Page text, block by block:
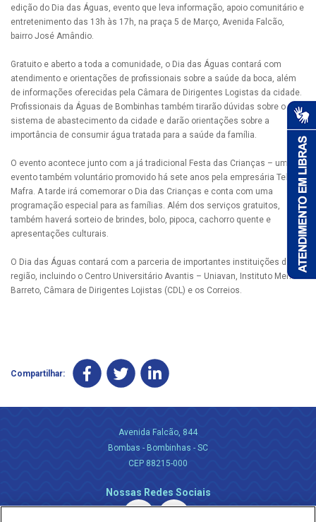
edição do Dia das Águas, evento que leva informação, apoio comunitário e
entretenimento das 13h às 17h, na praça 5 de Março, Avenida Falcão,
bairro José Amândio.
Gratuito e aberto a toda a comunidade, o Dia das Águas contará com
atendimento e orientações de profissionais sobre a saúde da boca, além
de informações oferecidas pela Câmara de Dirigentes Logistas da cidade.
Profissionais da Águas de Bombinhas também tirarão dúvidas sobre o
sistema de abastecimento da cidade e darão orientações sobre a
importância de consumir água tratada para a saúde da família.
O evento acontece junto com a já tradicional Festa das Crianças – um
evento também voluntário promovido há sete anos pela empresária Telma
Mafra. A tarde irá comemorar o Dia das Crianças e conta com uma
programação especial para as famílias. Além dos serviços gratuitos,
também haverá sorteio de brindes, bolo, pipoca, cachorro quente e
apresentações culturais.
O Dia das Águas contará com a parceria de importantes instituições da
região, incluindo o Centro Universitário Avantis – Uniavan, Instituto Mena
Barreto, Câmara de Dirigentes Lojistas (CDL) e os Correios.
Compartilhar:
Avenida Falcão, 844
Bombas - Bombinhas - SC
CEP 88215-000
Nossas Redes Sociais